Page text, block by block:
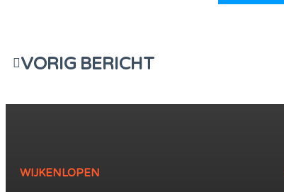
VORIG BERICHT
WIJKENLOPEN